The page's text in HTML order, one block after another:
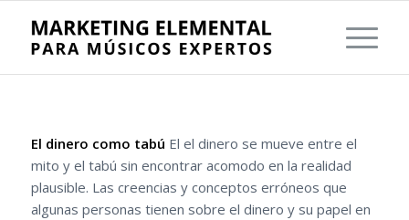
El dinero como tabú El el dinero se mueve entre el
mito y el tabú sin encontrar acomodo en la realidad
plausible. Las creencias y conceptos erróneos que
algunas personas tienen sobre el dinero y su papel en